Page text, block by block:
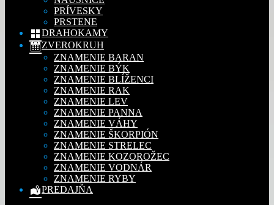
PRÍVESKY
PRSTENE
DRAHOKAMY
ZVEROKRUH
ZNAMENIE BARAN
ZNAMENIE BÝK
ZNAMENIE BLÍŽENCI
ZNAMENIE RAK
ZNAMENIE LEV
ZNAMENIE PANNA
ZNAMENIE VÁHY
ZNAMENIE ŠKORPIÓN
ZNAMENIE STRELEC
ZNAMENIE KOZOROŽEC
ZNAMENIE VODNÁR
ZNAMENIE RYBY
PREDAJŇA